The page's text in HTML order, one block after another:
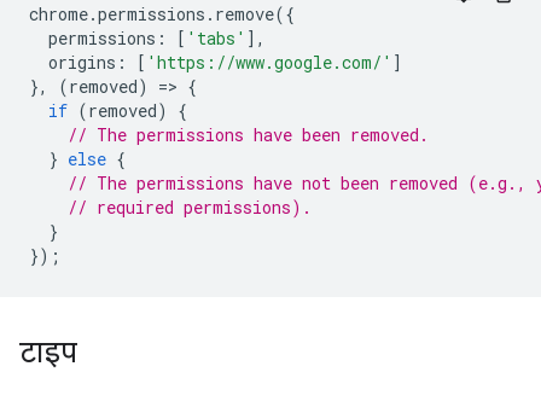
chrome.permissions . remove({
permissions : [ 'tabs' ],
origins : [ 'https://www.google.com/' ]
},
(removed) => {
if (removed)
{
// The permissions have been removed.
} else {
// The permissions have not been removed (e.g.,
// required permissions).
}
});
टाइप